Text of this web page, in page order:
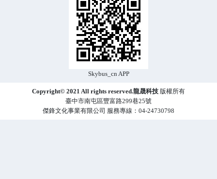
Skybus_cn APP
Copyright© 2021 All rights reserved.龍晟科技 版權所有
臺中市南屯區豐富路299巷25號
傑鋒文化事業有限公司 服務專線：04-24730798